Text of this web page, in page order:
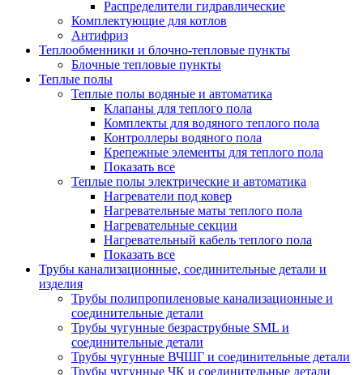
Распределители гидравлические
Комплектующие для котлов
Антифриз
Теплообменники и блочно-тепловые пункты
Блочные тепловые пункты
Теплые полы
Теплые полы водяные и автоматика
Клапаны для теплого пола
Комплекты для водяного теплого пола
Контроллеры водяного пола
Крепежные элементы для теплого пола
Показать все
Теплые полы электрические и автоматика
Нагреватели под ковер
Нагревательные маты теплого пола
Нагревательные секции
Нагревательный кабель теплого пола
Показать все
Трубы канализационные, соединительные детали и
изделия
Трубы полипропиленовые канализационные и
соединительные детали
Трубы чугунные безраструбные SML и
соединительные детали
Трубы чугунные ВЧШГ и соединительные детали
Трубы чугунные ЧК и соединительные детали